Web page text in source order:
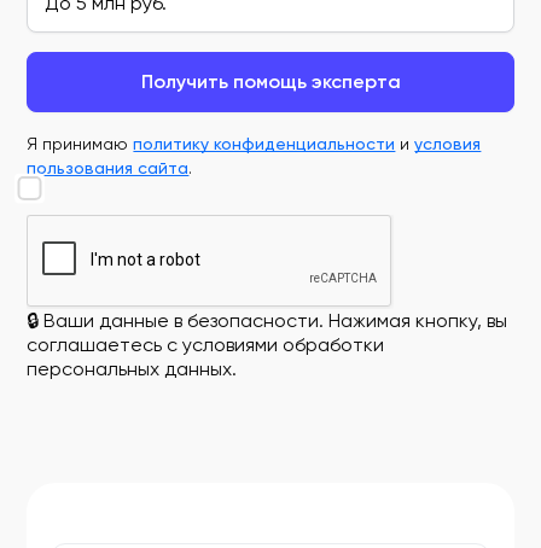
Получить помощь эксперта
Я принимаюполитику конфиденциальности иусловия
пользования сайта.
🔒 Ваши данные в безопасности. Нажимая кнопку, вы
соглашаетесь с условиями обработки
персональных данных.